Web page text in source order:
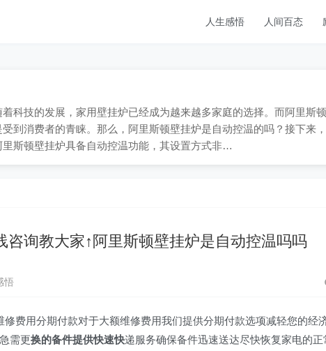
人生感悟 人间百态
科技的发展，家用壁挂炉已经成为越来越多家庭的选择。而阿里斯
到消费者的青睐。那么，阿里斯顿壁挂炉是自动控温的吗？接下来
斯顿壁挂炉具备自动控温功能，其设置方式非…
咨询教大家↑阿里斯顿壁挂炉是自动控温吗吗
悟
费用分期付款对于大额维修费用我们提供分期付款选项减轻您的经
需更换的备件提供快速快递服务确保备件迅速送达尽快恢复家电的正